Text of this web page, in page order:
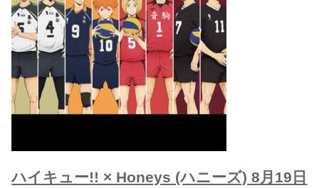
ハイキュー!! × Honeys (ハニーズ) 8月19日